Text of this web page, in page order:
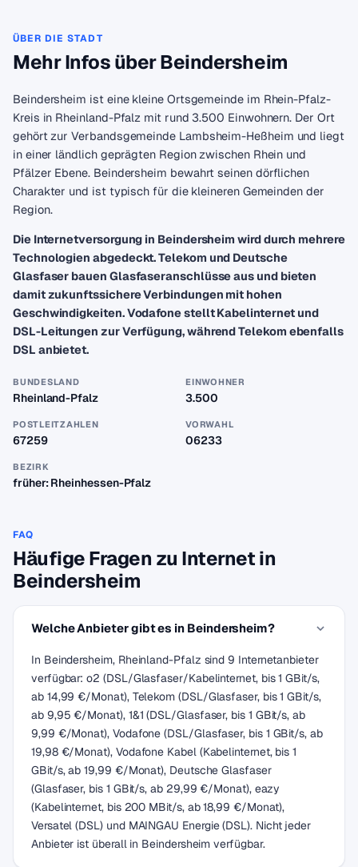
ÜBER DIE STADT
Mehr Infos über Beindersheim
Beindersheim ist eine kleine Ortsgemeinde im Rhein-Pfalz-
Kreis in Rheinland-Pfalz mit rund 3.500 Einwohnern. Der Ort
gehört zur Verbandsgemeinde Lambsheim-Heßheim und liegt
in einer ländlich geprägten Region zwischen Rhein und
Pfälzer Ebene. Beindersheim bewahrt seinen dörflichen
Charakter und ist typisch für die kleineren Gemeinden der
Region.
Die Internetversorgung in Beindersheim wird durch mehrere
Technologien abgedeckt. Telekom und Deutsche
Glasfaser bauen Glasfaseranschlüsse aus und bieten
damit zukunftssichere Verbindungen mit hohen
Geschwindigkeiten. Vodafone stellt Kabelinternet und
DSL-Leitungen zur Verfügung, während Telekom ebenfalls
DSL anbietet.
BUNDESLAND
Rheinland-Pfalz
EINWOHNER
3.500
POSTLEITZAHLEN
67259
VORWAHL
06233
BEZIRK
früher: Rheinhessen-Pfalz
FAQ
Häufige Fragen zu Internet in
Beindersheim
Welche Anbieter gibt es in Beindersheim?
In Beindersheim, Rheinland-Pfalz sind 9 Internetanbieter
verfügbar: o2 (DSL/Glasfaser/Kabelinternet, bis 1 GBit/s,
ab 14,99 €/Monat), Telekom (DSL/Glasfaser, bis 1 GBit/s,
ab 9,95 €/Monat), 1&1 (DSL/Glasfaser, bis 1 GBit/s, ab
9,99 €/Monat), Vodafone (DSL/Glasfaser, bis 1 GBit/s, ab
19,98 €/Monat), Vodafone Kabel (Kabelinternet, bis 1
GBit/s, ab 19,99 €/Monat), Deutsche Glasfaser
(Glasfaser, bis 1 GBit/s, ab 29,99 €/Monat), eazy
(Kabelinternet, bis 200 MBit/s, ab 18,99 €/Monat),
Versatel (DSL) und MAINGAU Energie (DSL). Nicht jeder
Anbieter ist überall in Beindersheim verfügbar.